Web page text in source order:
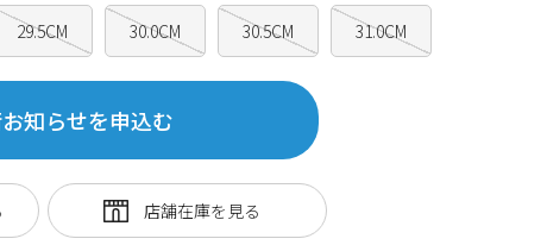
29.5CM 30.0CM 30.5CM 31.0CM
知らせを申込む